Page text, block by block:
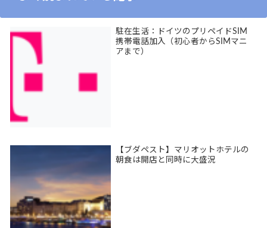
駐在生活：ドイツのプリペイドSIM
携帯電話加入（初心者からSIMマニ
アまで）
【ブダペスト】マリオットホテルの
朝食は開店と同時に大盛況